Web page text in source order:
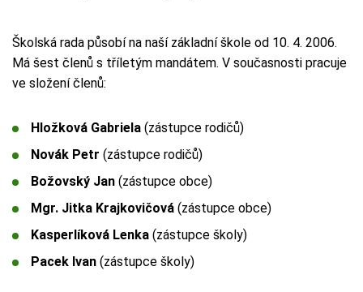
Školská rada působí na naší základní škole od 10. 4. 2006.
Má šest členů s tříletým mandátem. V současnosti pracuje
ve složení členů:
Hložková Gabriela (zástupce rodičů)
Novák Petr (zástupce rodičů)
Božovský Jan (zástupce obce)
Mgr. Jitka Krajkovičová (zástupce obce)
Kasperlíková Lenka (zástupce školy)
Pacek Ivan (zástupce školy)